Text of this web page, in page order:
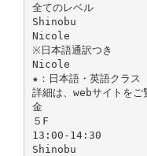
全てのレベル
Shinobu
Nicole
※日本語通訳つき
Nicole
★：日本語・英語クラス
詳細は、webサイトをご
金
５F
13:00-14:30
Shinobu